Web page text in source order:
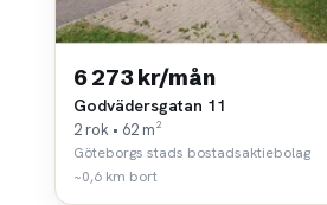
6 273 kr/mån
Godvädersgatan 11
2 rok • 62 m²
Göteborgs stads bostadsaktiebolag
~0,6 km bort